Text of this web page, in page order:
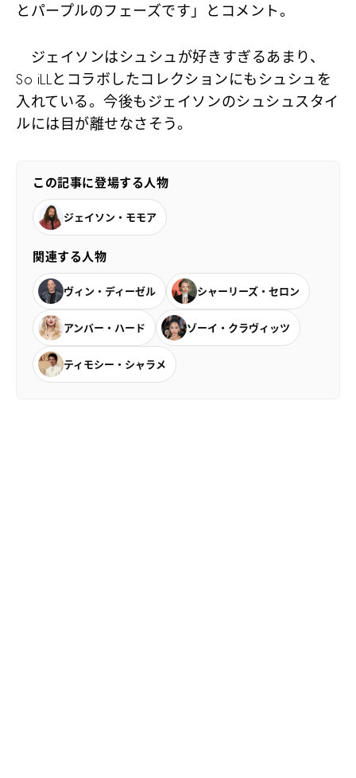
とパープルのフェーズです」とコメント。
ジェイソンはシュシュが好きすぎるあまり、
So iLLとコラボしたコレクションにもシュシュを
入れている。今後もジェイソンのシュシュスタイ
ルには目が離せなさそう。
この記事に登場する人物
ジェイソン・モモア
関連する人物
ヴィン・ディーゼル シャーリーズ・セロン
アンバー・ハード ゾーイ・クラヴィッツ
ティモシー・シャラメ